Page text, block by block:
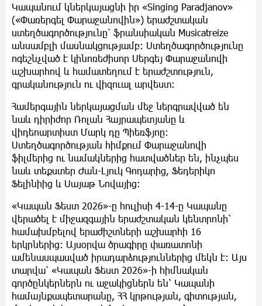
Կապանում կներկայացնի իր «Singing Paradjanov»
(«Փառերգել Փարաջանովին») երաժշտական
ստեղծագործությունը՝ ֆրանսիական Musicatreize
անսամբլի մասնակցությամբ։ Ստեղծագործությունը
ոգեշնչված է կինոռեժիսոր Սերգեյ Փարաջանովի
աշխարհով և համատեղում է երաժշտություն,
գրականություն ու վիզուալ արվեստ։
Համերգային ներկայացման մեջ ներգրավված են
նաև դիրիժոր Ռոլան Հայրապետյանը և
վիդեոարտիստ Մարկ դը Պիեռֆյոը։
Ստեղծագործության հիմքում Փարաջանովի
ֆիլմերից ու նամակներից հատվածներ են, ինչպես
նաև տեքստեր Ժան-Լյուկ Գոդարից, Ֆեդերիկո
Ֆելինիից և Սայաթ Նովայից։
«Կապան Ֆեստ 2026»-ը հուլիսի 4-14-ը Կապանը
վերածել է միջազգային երաժշտական կենտրոնի՝
համախմբելով երաժիշտների աշխարհի 16
երկրներից։ Այսօրվա ծրագիրը փառատոնի
ամենասպասված իրադարձություններից մեկն է։ Այս
տարվա՝ «Կապան Ֆեստ 2026»-ի հիմնական
գործընկերներն ու աջակիցներն են՝ Կապանի
համայնքապետարանը, ՀՀ կրթության, գիտության,